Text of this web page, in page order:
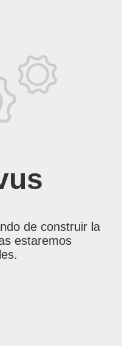
de construir la
estaremos